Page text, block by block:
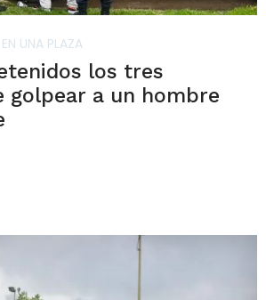
UNA PLAZA
los tres
golpear a un hombre